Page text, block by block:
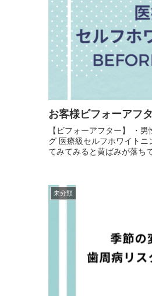
お客様ビフォーアフ
【ビフォーアフター】 ・男性 ・医療級セルフホワイトニン
グ 医療級セルフホワイトニングで一気にトーンアップ⤴️ 比べ
てみてみると黄ばみが落ち
未分類